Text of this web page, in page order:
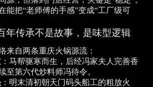
能把“老师傅的手感”变成“工厂级可
年传承不是故事，是味型逻辑
来自两条重庆火锅源流：
：马帮驱寒而生，后经冯家夫人完善香
至第六代炒料师冯待令。
：明末清初朝天门码头船工的粗放火